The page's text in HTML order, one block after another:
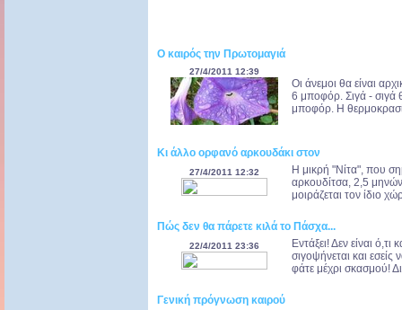
Ο καιρός την Πρωτομαγιά
27/4/2011 12:39
Οι άνεμοι θα είναι
6 μποφόρ. Σιγά - σιγά
μποφόρ. Η
Κι άλλο ορφανό αρκουδάκι στον
27/4/2011 12:32
Η μικρή "Νίτα", που
αρκουδίτσα, 2,5
μοιράζεται τον ίδιο
Πώς δεν θα πάρετε κιλά το Πάσχα...
22/4/2011 23:36
Εντάξει! Δεν είναι
σιγοψήνεται και εσείς
φάτε μέχρι σκασμού!
Γενική πρόγνωση καιρού